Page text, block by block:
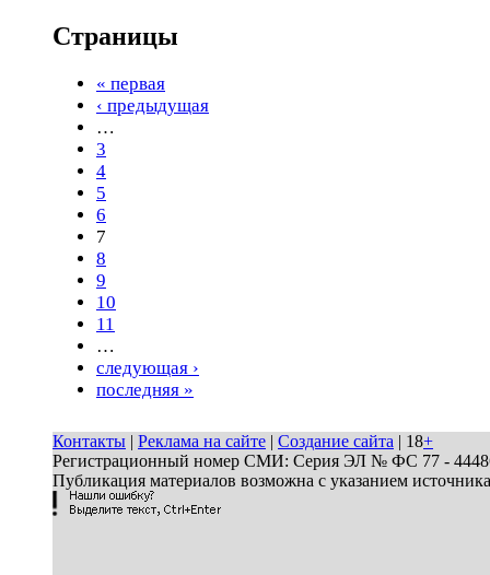
Страницы
« первая
‹ предыдущая
…
3
4
5
6
7
8
9
10
11
…
следующая ›
последняя »
Контакты | Реклама на сайте | Создание сайта | 18+
Регистрационный номер СМИ: Серия ЭЛ № ФС 77 - 44486
Публикация материалов возможна с указанием